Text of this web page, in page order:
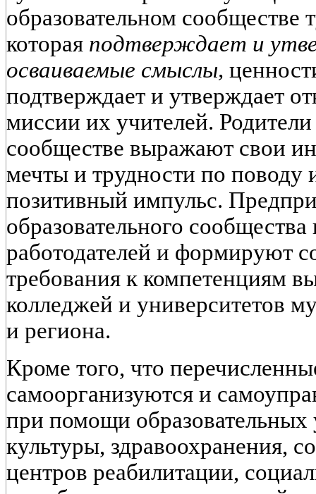
образовательном сообществе
которая подтверждает и
осваиваемые смыслы,
подтверждает и утверждает
миссии их учителей.
сообществе выражают свои
мечты и трудности по поводу
позитивный импульс.
образовательного
работодателей и формируют
требования к компетенциям
колледжей и университетов
и региона.
Кроме того, что
самоорганизуются и
при помощи
культуры, здравоохранения,
центров реабилитации,